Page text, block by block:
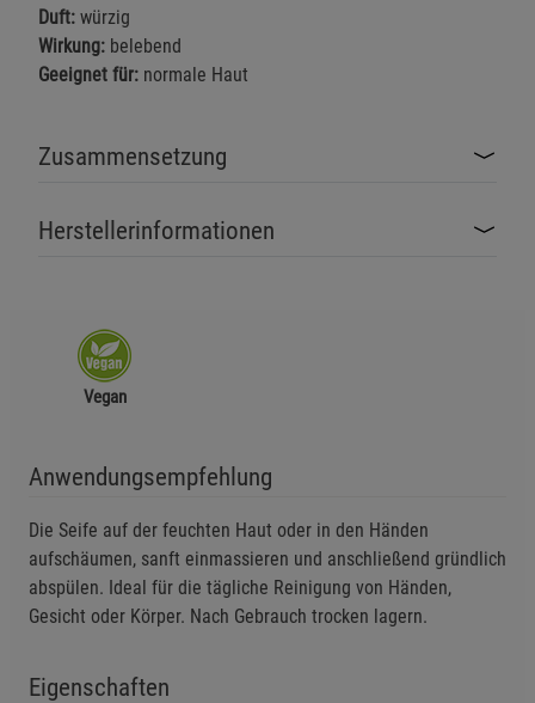
Duft: würzig
Wirkung: belebend
Geeignet für: normale Haut
Zusammensetzung
Herstellerinformationen
Vegan
Anwendungsempfehlung
Die Seife auf der feuchten Haut oder in den Händen
aufschäumen, sanft einmassieren und anschließend gründlich
abspülen. Ideal für die tägliche Reinigung von Händen,
Gesicht oder Körper. Nach Gebrauch trocken lagern.
Eigenschaften